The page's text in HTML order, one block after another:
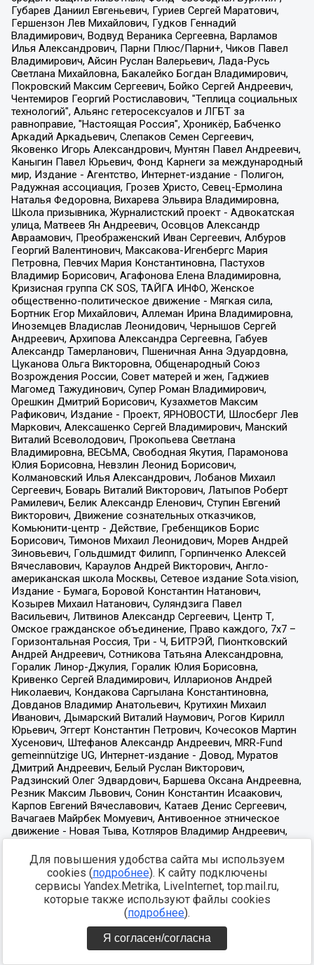
Для повышения удобства сайта мы используем
cookies (подробнее). К сайту подключены
сервисы Yandex.Metrika, LiveInternet, top.mail.ru,
которые также используют файлы cookies
(подробнее).
Я согласен/согласна